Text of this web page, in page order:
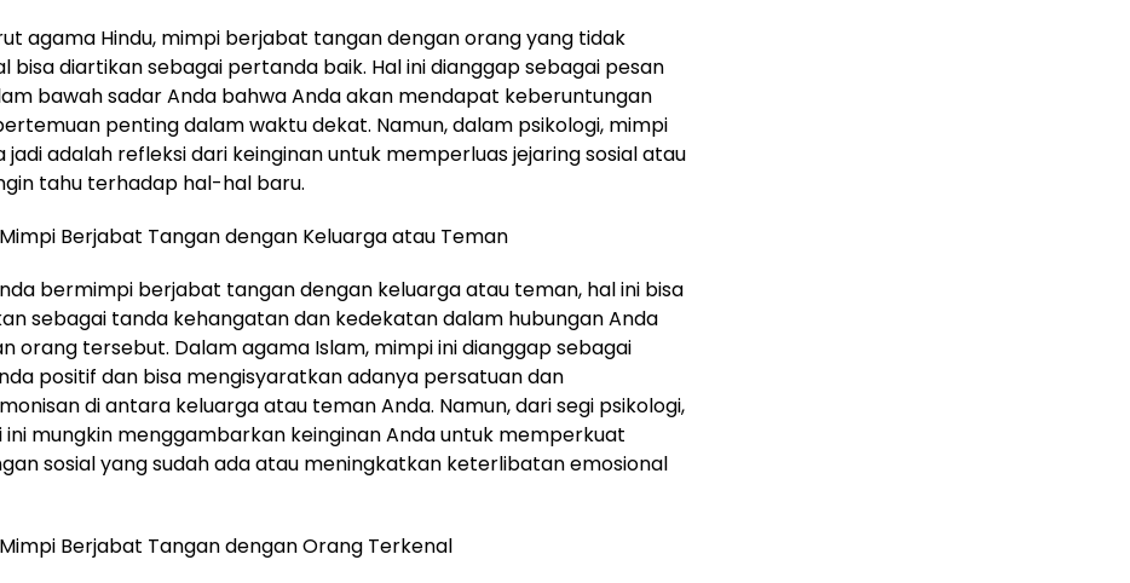
agama Hindu, mimpi berjabat tangan dengan orang yang tidak
bisa diartikan sebagai pertanda baik. Hal ini dianggap sebagai pesan
bawah sadar Anda bahwa Anda akan mendapat keberuntungan
penting dalam waktu dekat. Namun, dalam psikologi, mimpi
jadi adalah refleksi dari keinginan untuk memperluas jejaring sosial atau
tahu terhadap hal-hal baru.
Berjabat Tangan dengan Keluarga atau Teman
bermimpi berjabat tangan dengan keluarga atau teman, hal ini bisa
sebagai tanda kehangatan dan kedekatan dalam hubungan Anda
orang tersebut. Dalam agama Islam, mimpi ini dianggap sebagai
positif dan bisa mengisyaratkan adanya persatuan dan
di antara keluarga atau teman Anda. Namun, dari segi psikologi,
ini mungkin menggambarkan keinginan Anda untuk memperkuat
sosial yang sudah ada atau meningkatkan keterlibatan emosional
Berjabat Tangan dengan Orang Terkenal